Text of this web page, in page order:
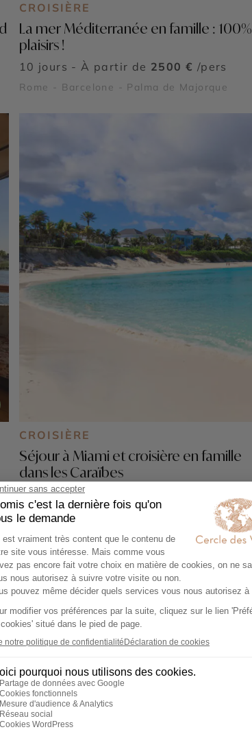
CROISIÈRE
La mer Méditerranée en famille : 100%
plaisirs !
10 jours - À partir de 2500 € /pers
Rome - Barcelone - Palma de Majorque
CROISIÈRE
Séjour à Miami et croisière en famille
dans les Caraïbes
11 jours - À partir de
Miami